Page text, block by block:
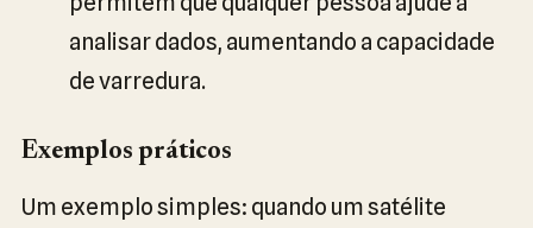
analisar dados, aumentando a capacidade
de varredura.
Exemplos práticos
Um exemplo simples: quando um satélite